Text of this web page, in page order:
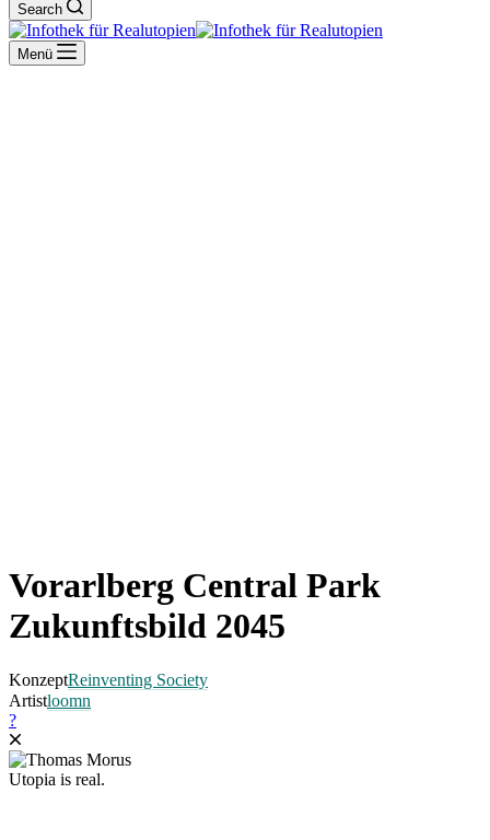
Search
Menü
Vorarlberg Central Park
Zukunftsbild 2045
KonzeptReinventing Society
Artistloomn
?
Utopia is real.